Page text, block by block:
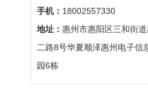
手机： 18002557330
地址： 惠州市惠阳区三和街
二路8号华夏顺泽惠州电子信
园6栋